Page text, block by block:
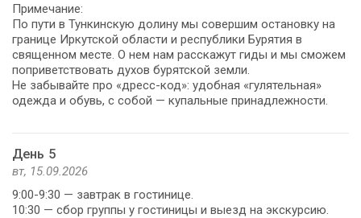
Примечание:
По пути в Тункинскую долину мы совершим остановку на
границе Иркутской области и республики Бурятия в
священном месте. О нем нам расскажут гиды и мы сможем
поприветствовать духов бурятской земли.
Не забывайте про «дресс-код»: удобная «гулятельная»
одежда и обувь, с собой — купальные принадлежности.
День 5
вт, 15.09.2026
9:00-9:30 — завтрак в гостинице.
10:30 — сбор группы у гостиницы и выезд на экскурсию.